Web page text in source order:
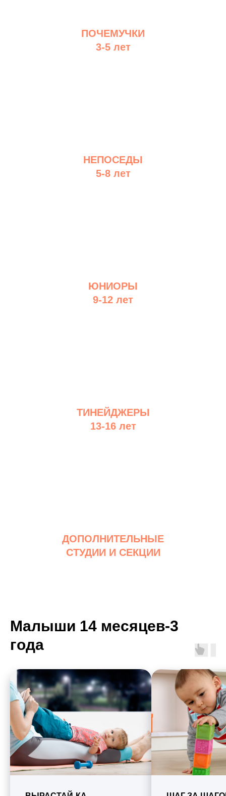
ПОЧЕМУЧКИ
3-5 лет
НЕПОСЕДЫ
5-8 лет
ЮНИОРЫ
9-12 лет
ТИНЕЙДЖЕРЫ
13-16 лет
ДОПОЛНИТЕЛЬНЫЕ
СТУДИИ И СЕКЦИИ
Малыши 14 месяцев-3
года